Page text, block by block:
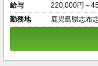
給与
220,000円～
勤務地
鹿児島県志布